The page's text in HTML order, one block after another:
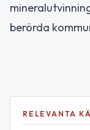
berörda
RELEVANTA